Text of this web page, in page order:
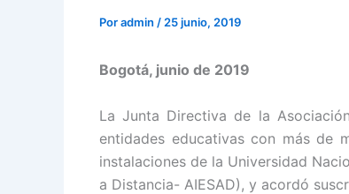
Poradmin / 25 junio, 2019
Bogotá, junio de 2019
La Junta Directiva de la
entidades educativas con más de
instalaciones de la Universidad
a Distancia- AIESAD), y acordó